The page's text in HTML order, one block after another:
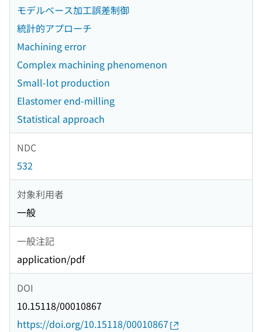
モデルベース加工誤差制御
統計的アプローチ
Machining error
Complex machining phenomenon
Small-lot production
Elastomer end-milling
Statistical approach
NDC
532
対象利用者
一般
一般注記
application/pdf
DOI
10.15118/00010867
https://doi.org/10.15118/00010867